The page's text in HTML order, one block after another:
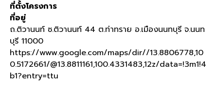
ที่ตั้งโครงการ
ที่อยู่
ถ.ติวานนท์ ซ.ติวานนท์ 44 ต.ท่าทราย อ.เมืองนนทบุรี จ.นนท
บุรี 11000
https://www.google.com/maps/dir//13.8806778,10
0.5172661/@13.8811161,100.4331483,12z/data=!3m1!4
b1?entry=ttu